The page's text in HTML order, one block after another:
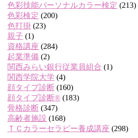
色彩技能パーソナルカラー検定 (213)
色彩検定 (200)
色打掛 (23)
親子 (1)
資格講座 (284)
起業準備 (2)
関西みらい銀行従業員組合 (1)
関西学院大学 (4)
顔タイプ診断 (160)
顔タイプ診断® (183)
骨格診断 (347)
高齢者施設 (168)
ＴＣカラーセラピー養成講座 (298)